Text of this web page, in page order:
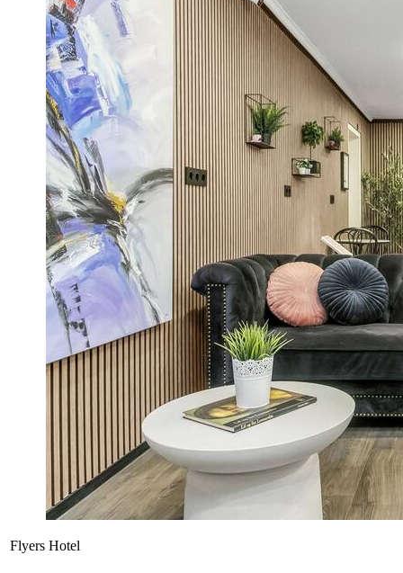
Flyers Hotel